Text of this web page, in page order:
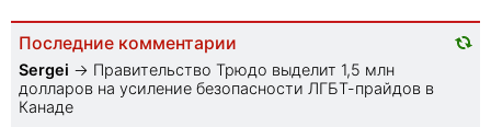
Последние комментарии
Sеrgei → Правительство Трюдо выделит 1,5 млн
долларов на усиление безопасности ЛГБТ-прайдов в
Канаде